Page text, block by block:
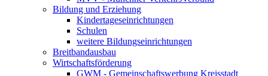
Bildung und Erziehung
Kindertageseinrichtungen
Schulen
weitere Bildungseinrichtungen
Breitbandausbau
Wirtschaftsförderung
GWM - Gemeinschaftswerbung Kreisstadt